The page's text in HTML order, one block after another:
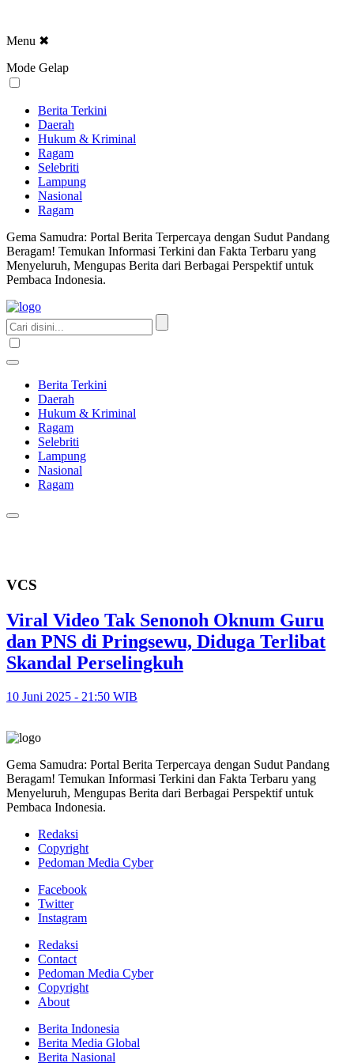
Menu ✖
Mode Gelap
Berita Terkini
Daerah
Hukum & Kriminal
Ragam
Selebriti
Lampung
Nasional
Ragam
Gema Samudra: Portal Berita Terpercaya dengan Sudut Pandang
Beragam! Temukan Informasi Terkini dan Fakta Terbaru yang
Menyeluruh, Mengupas Berita dari Berbagai Perspektif untuk
Pembaca Indonesia.
Berita Terkini
Daerah
Hukum & Kriminal
Ragam
Selebriti
Lampung
Nasional
Ragam
VCS
Viral Video Tak Senonoh Oknum Guru
dan PNS di Pringsewu, Diduga Terlibat
Skandal Perselingkuh
10 Juni 2025 - 21:50 WIB
Gema Samudra: Portal Berita Terpercaya dengan Sudut Pandang
Beragam! Temukan Informasi Terkini dan Fakta Terbaru yang
Menyeluruh, Mengupas Berita dari Berbagai Perspektif untuk
Pembaca Indonesia.
Redaksi
Copyright
Pedoman Media Cyber
Facebook
Twitter
Instagram
Redaksi
Contact
Pedoman Media Cyber
Copyright
About
Berita Indonesia
Berita Media Global
Berita Nasional